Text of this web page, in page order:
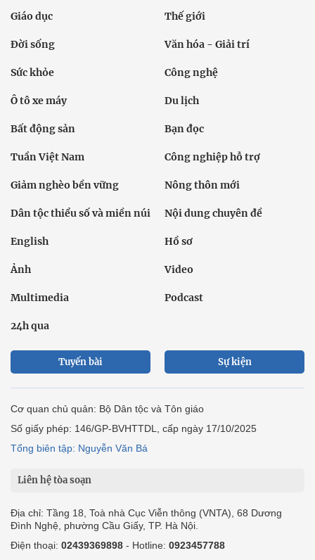
Giáo dục Thế giới
Đời sống Văn hóa - Giải trí
Sức khỏe Công nghệ
Ô tô xe máy Du lịch
Bất động sản Bạn đọc
Tuần Việt Nam Công nghiệp hỗ trợ
Giảm nghèo bền vững Nông thôn mới
Dân tộc thiểu số và miền núi Nội dung chuyên đề
English Hồ sơ
Ảnh Video
Multimedia Podcast
24h qua
Tuyến bài Sự kiện
Cơ quan chủ quản: Bộ Dân tộc và Tôn giáo
Số giấy phép: 146/GP-BVHTTDL, cấp ngày 17/10/2025
Tổng biên tập: Nguyễn Văn Bá
Liên hệ tòa soạn
Địa chỉ: Tầng 18, Toà nhà Cục Viễn thông (VNTA), 68 Dương
Đình Nghệ, phường Cầu Giấy, TP. Hà Nội.
Điện thoại: 02439369898 - Hotline: 0923457788